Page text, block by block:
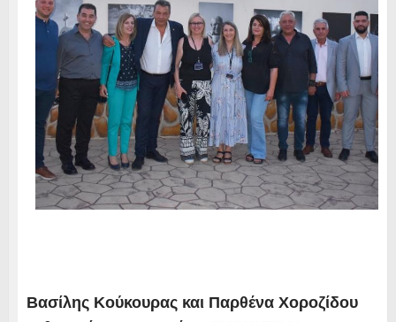
Βασίλης Κούκουρας και Παρθένα Χοροζίδου